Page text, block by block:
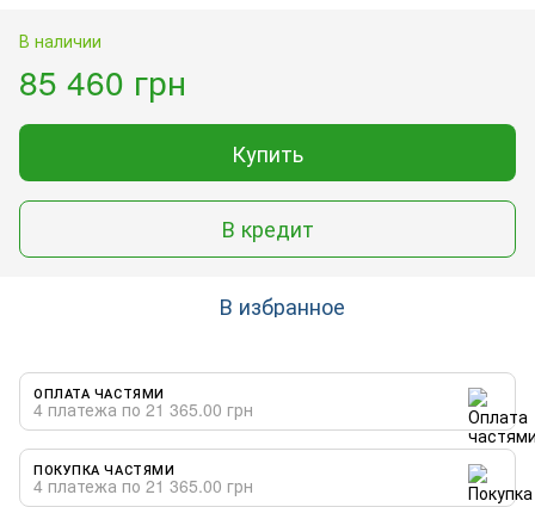
В наличии
85 460 грн
Купить
В кредит
В избранное
ОПЛАТА ЧАСТЯМИ
4 платежа по 21 365.00 грн
ПОКУПКА ЧАСТЯМИ
4 платежа по 21 365.00 грн